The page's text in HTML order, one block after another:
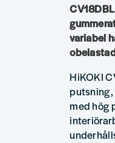
variabel
HiKOKI
med hög